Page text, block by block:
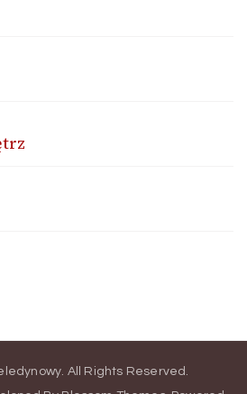
. All Rights Reserved.